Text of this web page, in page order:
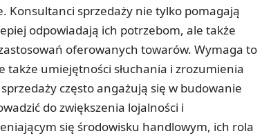
sprzedaży nie tylko pomagają
odpowiadają ich potrzebom, ale także
oferowanych towarów. Wymaga to
umiejętności słuchania i zrozumienia
często angażują się w budowanie
do zwiększenia lojalności i
się środowisku handlowym, ich rola